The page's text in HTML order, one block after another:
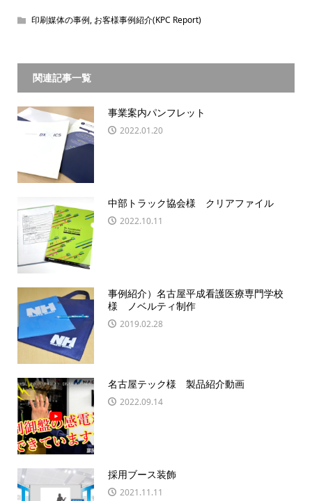
印刷媒体の事例, お客様事例紹介(KPC Report)
関連記事一覧
事業案内パンフレット
2022.01.20
中部トラック協会様 クリアファイル
2022.10.11
事例紹介）名古屋平成看護医療専門学校
様 ノベルティ制作
2019.02.28
名古屋テック様 製品紹介動画
2022.09.14
採用ブース装飾
2021.11.11